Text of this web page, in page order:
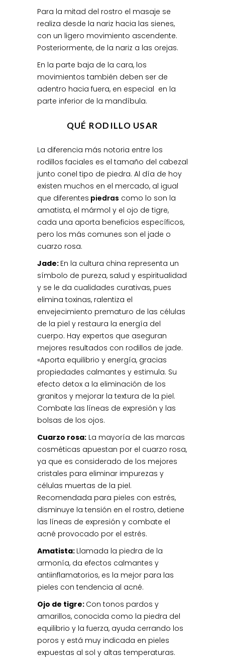
Para la mitad del rostro el masaje se
realiza desde la nariz hacia las sienes,
con un ligero movimiento ascendente.
Posteriormente, de la nariz a las orejas.
En la parte baja de la cara, los
movimientos también deben ser de
adentro hacia fuera, en especial en la
parte inferior de la mandíbula.
QUÉ RODILLO USAR
La diferencia más notoria entre los
rodillos faciales es el tamaño del cabezal
junto conel tipo de piedra. Al día de hoy
existen muchos en el mercado, al igual
que diferentes piedras como lo son la
amatista, el mármol y el ojo de tigre,
cada una aporta beneficios específicos,
pero los más comunes son el jade o
cuarzo rosa.
Jade: En la cultura china representa un
símbolo de pureza, salud y espiritualidad
y se le da cualidades curativas, pues
elimina toxinas, ralentiza el
envejecimiento prematuro de las células
de la piel y restaura la energía del
cuerpo. Hay expertos que aseguran
mejores resultados con rodillos de jade.
«Aporta equilibrio y energía, gracias
propiedades calmantes y estimula. Su
efecto detox a la eliminación de los
granitos y mejorar la textura de la piel.
Combate las líneas de expresión y las
bolsas de los ojos.
Cuarzo rosa: La mayoría de las marcas
cosméticas apuestan por el cuarzo rosa,
ya que es considerado de los mejores
cristales para eliminar impurezas y
células muertas de la piel.
Recomendada para pieles con estrés,
disminuye la tensión en el rostro, detiene
las líneas de expresión y combate el
acné provocado por el estrés.
Amatista: Llamada la piedra de la
armonía, da efectos calmantes y
antiinflamatorios, es la mejor para las
pieles con tendencia al acné.
Ojo de tigre: Con tonos pardos y
amarillos, conocida como la piedra del
equilibrio y la fuerza, ayuda cerrando los
poros y está muy indicada en pieles
expuestas al sol y altas temperaturas.